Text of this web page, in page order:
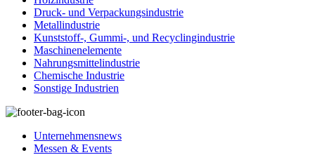
Druck- und Verpackungsindustrie
Metallindustrie
Kunststoff-, Gummi-, und Recyclingindustrie
Maschinenelemente
Nahrungsmittelindustrie
Chemische Industrie
Sonstige Industrien
Unternehmensnews
Messen & Events